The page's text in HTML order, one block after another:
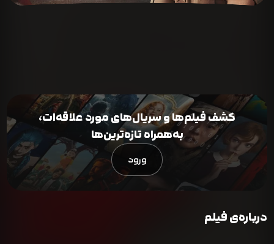
کشف فیلم‌ها و سریال‌های مورد علاقه‌ات،
به‌همراه تازه‌ترین‌ها
ورود
درباره‌ی فیلم